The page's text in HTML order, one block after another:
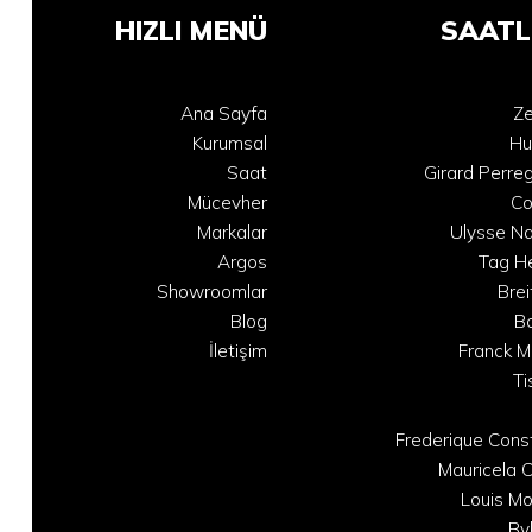
HIZLI MENÜ
Ana Sayfa
Kurumsal
Saat
Mücevher
Markalar
Argos
Showroomlar
Blog
İletişim
Girard
Ulysse
Tag
Franck
Frederique
Mauricela
Louis